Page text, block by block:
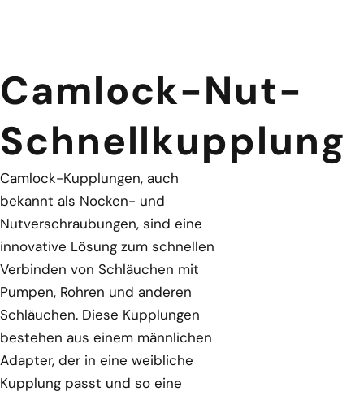
Camlock-Nut-
Schnellkupplung
Camlock-Kupplungen, auch
bekannt als Nocken- und
Nutverschraubungen, sind eine
innovative Lösung zum schnellen
Verbinden von Schläuchen mit
Pumpen, Rohren und anderen
Schläuchen. Diese Kupplungen
bestehen aus einem männlichen
Adapter, der in eine weibliche
Kupplung passt und so eine